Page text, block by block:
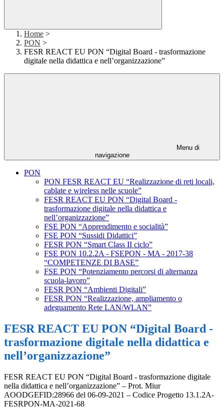
Home >
PON >
FESR REACT EU PON “Digital Board - trasformazione
digitale nella didattica e nell’organizzazione”
Menu di
navigazione
PON
PON FESR REACT EU “Realizzazione di reti locali,
cablate e wireless nelle scuole”
FESR REACT EU PON “Digital Board -
trasformazione digitale nella didattica e
nell’organizzazione”
FSE PON “Apprendimento e socialità”
FSE PON “Sussidi Didattici”
FESR PON “Smart Class II ciclo”
FSE PON 10.2.2A - FSEPON - MA - 2017-38
“COMPETENZE DI BASE”
FSE PON “Potenziamento percorsi di alternanza
scuola-lavoro”
FESR PON “Ambienti Digitali”
FESR PON “Realizzazione, ampliamento o
adeguamento Rete LAN/WLAN”
FESR REACT EU PON “Digital Board -
trasformazione digitale nella didattica e
nell’organizzazione”
FESR REACT EU PON “Digital Board - trasformazione digitale
nella didattica e nell’organizzazione” – Prot. Miur
AOODGEFID:28966 del 06-09-2021 – Codice Progetto 13.1.2A-
FESRPON-MA-2021-68